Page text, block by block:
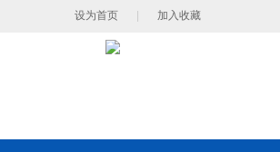
设为首页 加入收藏